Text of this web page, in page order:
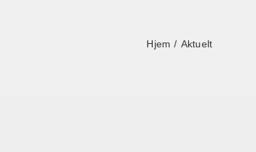
Hjem Aktuelt